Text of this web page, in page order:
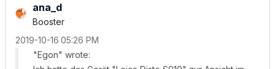
ana_d
Booster
‎2019-10-16 05:26 PM
"Egon" wrote: